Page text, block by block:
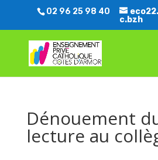
02 96 25 98 40
c.bzh
Dénouement
lecture au